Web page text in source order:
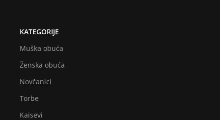
KATEGORIJE
Muška obuća
Ženska obuća
Novčanici
Torbe
Kaisevi